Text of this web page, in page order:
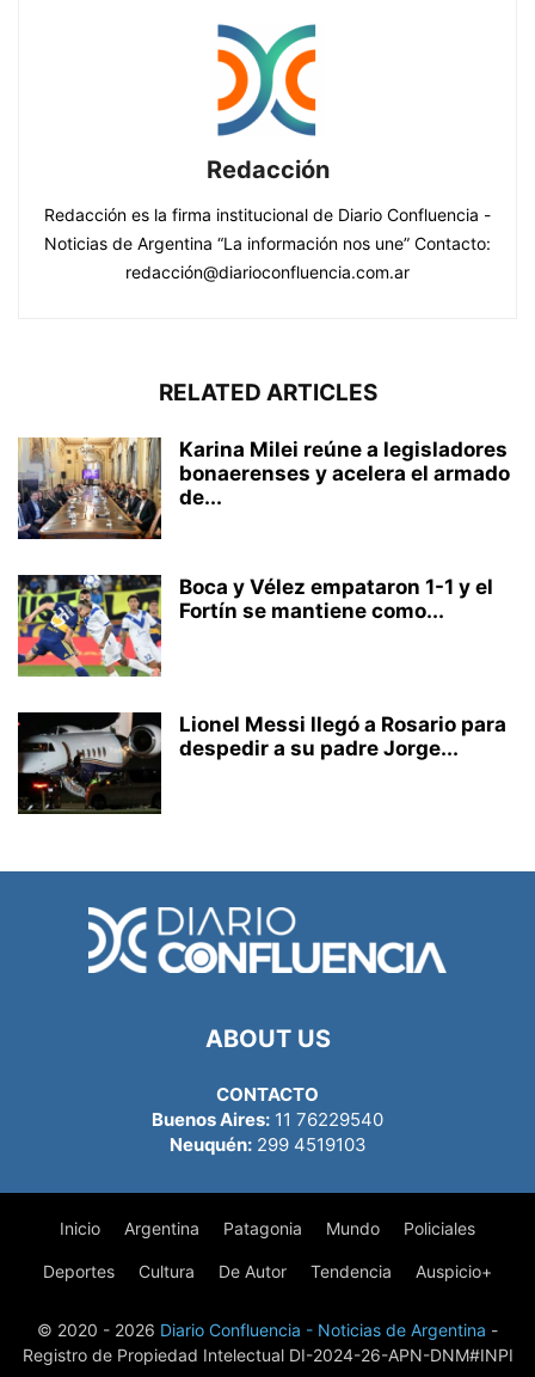
Redacción
Redacción es la firma institucional de Diario Confluencia -
Noticias de Argentina “La información nos une” Contacto:
redacción@diarioconfluencia.com.ar
RELATED ARTICLES
Karina Milei reúne a legisladores
bonaerenses y acelera el armado
de...
Boca y Vélez empataron 1-1 y el
Fortín se mantiene como...
Lionel Messi llegó a Rosario para
despedir a su padre Jorge...
ABOUT US
CONTACTO
Buenos Aires: 11 76229540
Neuquén:299 4519103
Inicio Argentina Patagonia Mundo Policiales
Deportes Cultura De Autor Tendencia Auspicio+
© 2020 - 2026 Diario Confluencia - Noticias de Argentina -
Registro de Propiedad Intelectual DI-2024-26-APN-DNM#INPI